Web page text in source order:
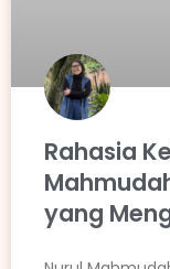
Rahasia
yang